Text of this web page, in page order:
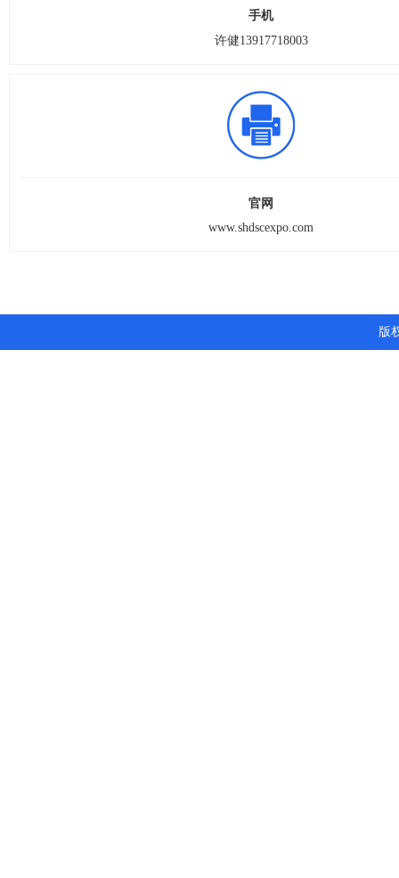
手机
许健13917718003
官网
www.shdscexpo.com
版